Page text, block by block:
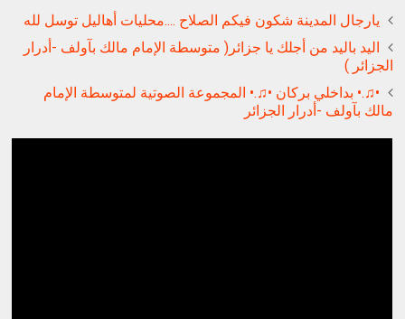
يارجال المدينة شكون فيكم الصلاح ....محليات أهاليل توسل لله
اليد باليد من أجلك يا جزائر( متوسطة الإمام مالك بآولف -أدرار
الجزائر )
•♫.• بداخلي بركان •♫.• المجموعة الصوتية لمتوسطة الإمام
مالك بآولف -أدرار الجزائر